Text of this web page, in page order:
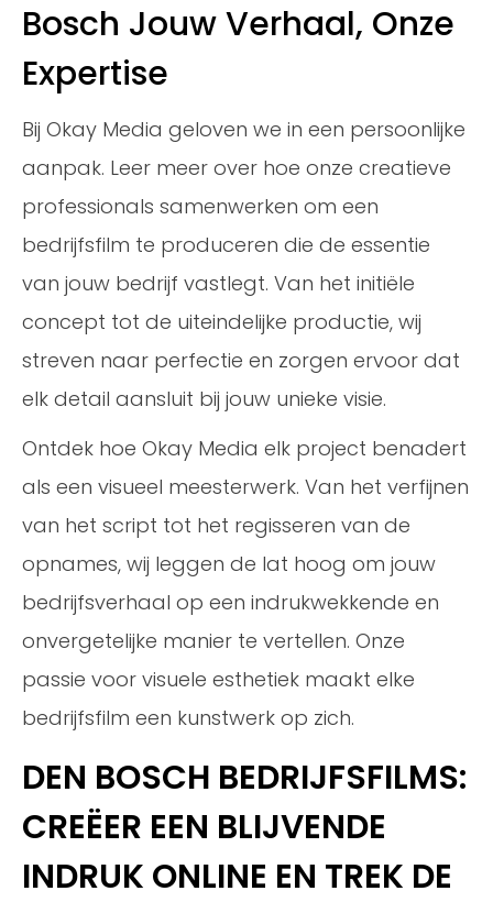
Bosch Jouw Verhaal, Onze
Expertise
Bij Okay Media geloven we in een persoonlijke
aanpak. Leer meer over hoe onze creatieve
professionals samenwerken om een
bedrijfsfilm te produceren die de essentie
van jouw bedrijf vastlegt. Van het initiële
concept tot de uiteindelijke productie, wij
streven naar perfectie en zorgen ervoor dat
elk detail aansluit bij jouw unieke visie.
Ontdek hoe Okay Media elk project benadert
als een visueel meesterwerk. Van het verfijnen
van het script tot het regisseren van de
opnames, wij leggen de lat hoog om jouw
bedrijfsverhaal op een indrukwekkende en
onvergetelijke manier te vertellen. Onze
passie voor visuele esthetiek maakt elke
bedrijfsfilm een kunstwerk op zich.
DEN BOSCH BEDRIJFSFILMS:
CREËER EEN BLIJVENDE
INDRUK ONLINE EN TREK DE